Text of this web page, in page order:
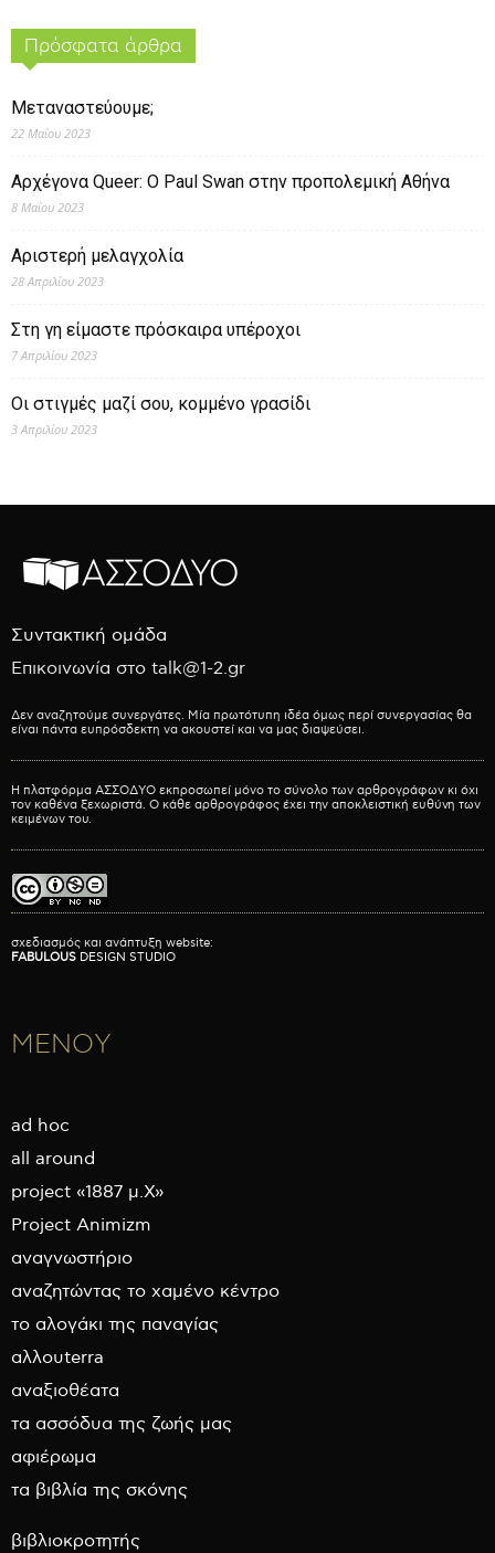
Πρόσφατα άρθρα
Μεταναστεύουμε;
22 Μαΐου 2023
Αρχέγονα Queer: O Paul Swan στην προπολεμική Αθήνα
8 Μαΐου 2023
Αριστερή μελαγχολία
28 Απριλίου 2023
Στη γη είμαστε πρόσκαιρα υπέροχοι
7 Απριλίου 2023
Οι στιγμές μαζί σου, κομμένο γρασίδι
3 Απριλίου 2023
Συντακτική ομάδα
Επικοινωνία στο talk@1-2.gr
Δεν αναζητούμε συνεργάτες. Μία πρωτότυπη ιδέα όμως περί συνεργασίας θα
είναι πάντα ευπρόσδεκτη να ακουστεί και να μας διαψεύσει.
Η πλατφόρμα ΑΣΣΟΔΥΟ εκπροσωπεί μόνο το σύνολο των αρθρογράφων κι όχι
τον καθένα ξεχωριστά. Ο κάθε αρθρογράφος έχει την αποκλειστική ευθύνη των
κειμένων του.
σχεδιασμός και ανάπτυξη website:
FABULOUS DESIGN STUDIO
ΜΕΝΟΥ
ad hoc
all around
project «1887 μ.Χ»
Project Animizm
αναγνωστήριο
αναζητώντας το χαμένο κέντρο
το αλογάκι της παναγίας
αλλουterra
αναξιοθέατα
τα ασσόδυα της ζωής μας
αφιέρωμα
τα βιβλία της σκόνης
βιβλιοκροτητής